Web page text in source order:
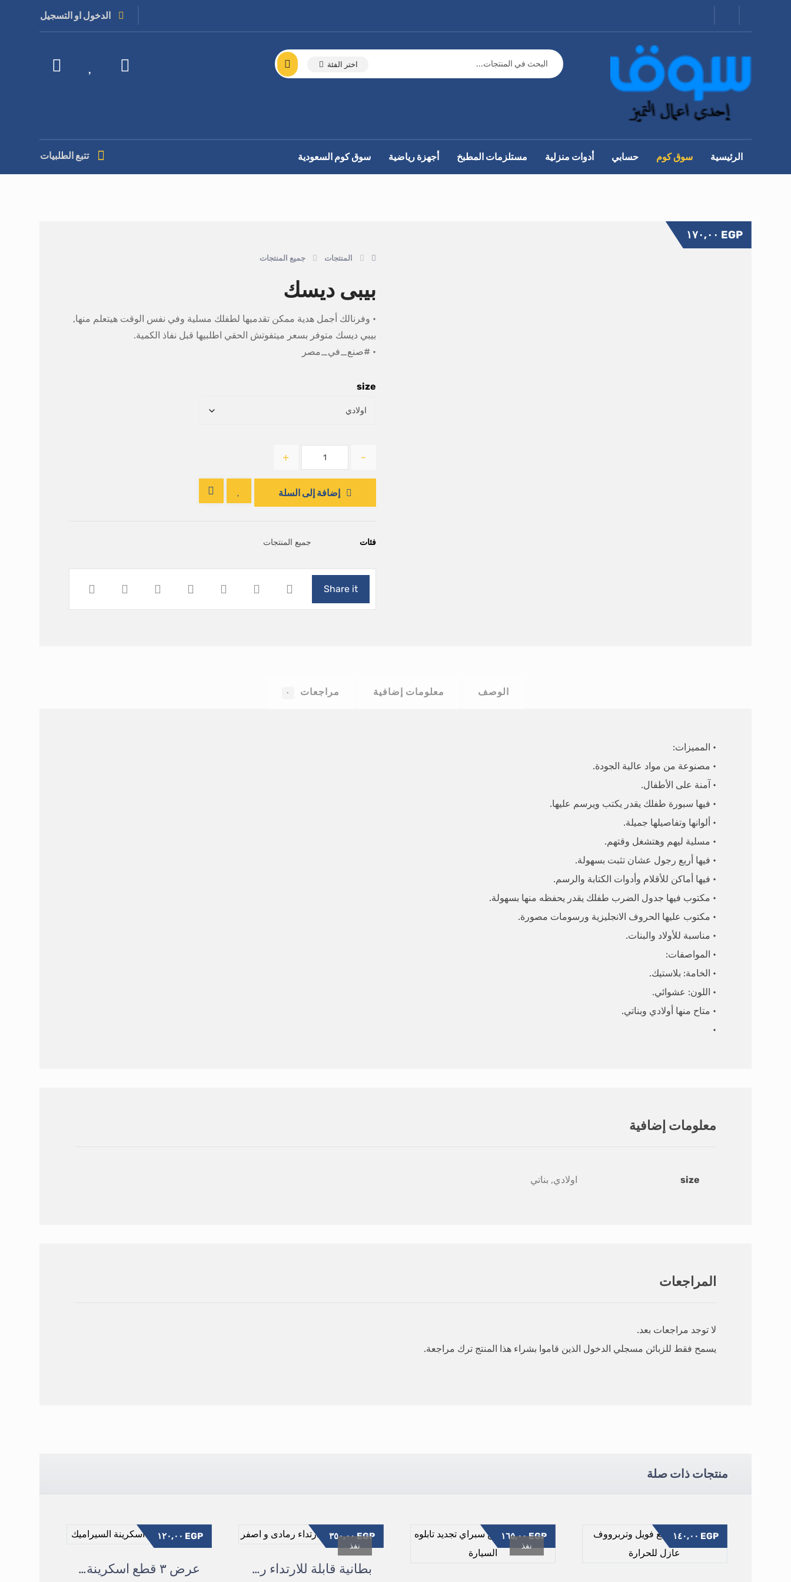
الدخول او التسجيل
اختر الفئة
الرئيسية سوق كوم حسابي أدوات منزلية مستلزمات المطبخ أجهزة رياضية سوق كوم السعودية تتبع الطلبيات
المنتجات جميع المنتجات
بيبى ديسك
EGP
• وفرنالك أجمل هدية ممكن تقدميها لطفلك مسلية وفي نفس الوقت هيتعلم منها,
بيبي ديسك متوفر بسعر ميتفوتش الحقي اطلبيها قبل نفاذ الكمية.
• #صنع_في_مصر
size
-
+
إضافة إلى السلة
فئات جميع المنتجات
الوصف معلومات إضافية مراجعات ٠
• المميزات:
• مصنوعة من مواد عالية الجودة.
• آمنة على الأطفال.
• فيها سبورة طفلك يقدر يكتب ويرسم عليها.
• ألوانها وتفاصيلها جميلة.
• مسلية ليهم وهتشغل وقتهم.
• فيها أربع رجول عشان تثبت بسهولة.
• فيها أماكن للأقلام وأدوات الكتابة والرسم.
• مكتوب فيها جدول الضرب طفلك يقدر يحفظه منها بسهولة.
• مكتوب عليها الحروف الانجليزية ورسومات مصورة.
• مناسبة للأولاد والبنات.
• المواصفات:
• الخامة: بلاستيك.
• اللون: عشوائي.
• متاح منها أولادي وبناتي.
•
معلومات إضافية
size اولادي, بناتي
المراجعات
لا توجد مراجعات بعد.
يسمح فقط للزبائن مسجلي الدخول الذين قاموا بشراء هذا المنتج ترك مراجعة.
منتجات ذات صلة
EGP ١٦٥,٠٠EGP
نفذ
بطانية قابلة للارتداء رمادى و اصفر
٣٥٠,٠٠EGP
نفذ
عرض ٣ قطع اسكرينة السيراميك
EGP